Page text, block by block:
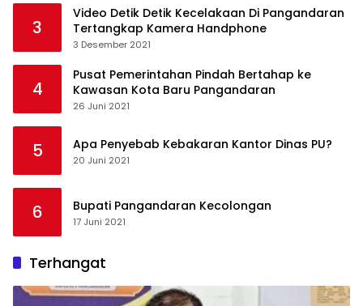
3
Video Detik Detik Kecelakaan Di Pangandaran
Tertangkap Kamera Handphone
3 Desember 2021
4
Pusat Pemerintahan Pindah Bertahap ke
Kawasan Kota Baru Pangandaran
26 Juni 2021
5 Apa Penyebab Kebakaran Kantor Dinas PU?
20 Juni 2021
6 Bupati Pangandaran Kecolongan
17 Juni 2021
Terhangat